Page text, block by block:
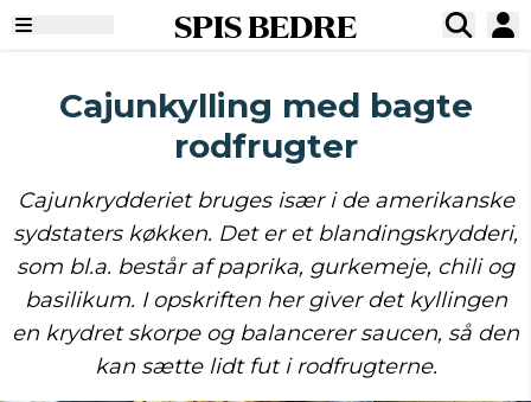
SPIS BEDRE
Cajunkylling med bagte
rodfrugter
Cajunkrydderiet bruges især i de amerikanske
sydstaters køkken. Det er et blandingskrydderi,
som bl.a. består af paprika, gurkemeje, chili og
basilikum. I opskriften her giver det kyllingen
en krydret skorpe og balancerer saucen, så den
kan sætte lidt fut i rodfrugterne.